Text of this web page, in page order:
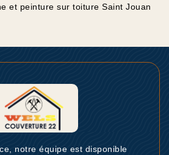
et peinture sur toiture Saint Jouan
notre équipe est disponible